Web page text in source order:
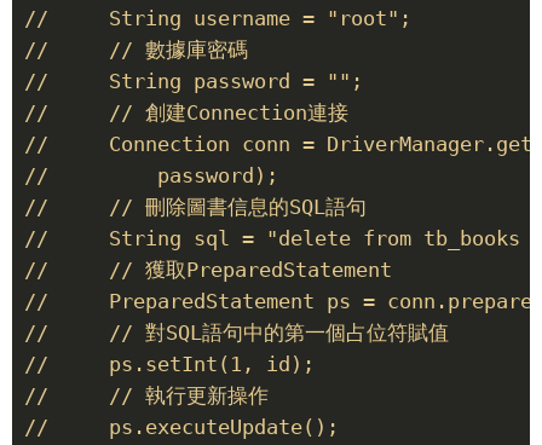
//     String username = "root";
//     // 數據庫密碼
//     String password = "";
//     // 創建Connection連接
//     Connection conn =
//         password);
//     // 刪除圖書信息的SQL語句
//     String sql = "delete from tb_books
//     // 獲取PreparedStatement
//     PreparedStatement ps =
//     // 對SQL語句中的第一個占位符賦值
//     ps.setInt(1, id);
//     // 執行更新操作
//     ps.executeUpdate();